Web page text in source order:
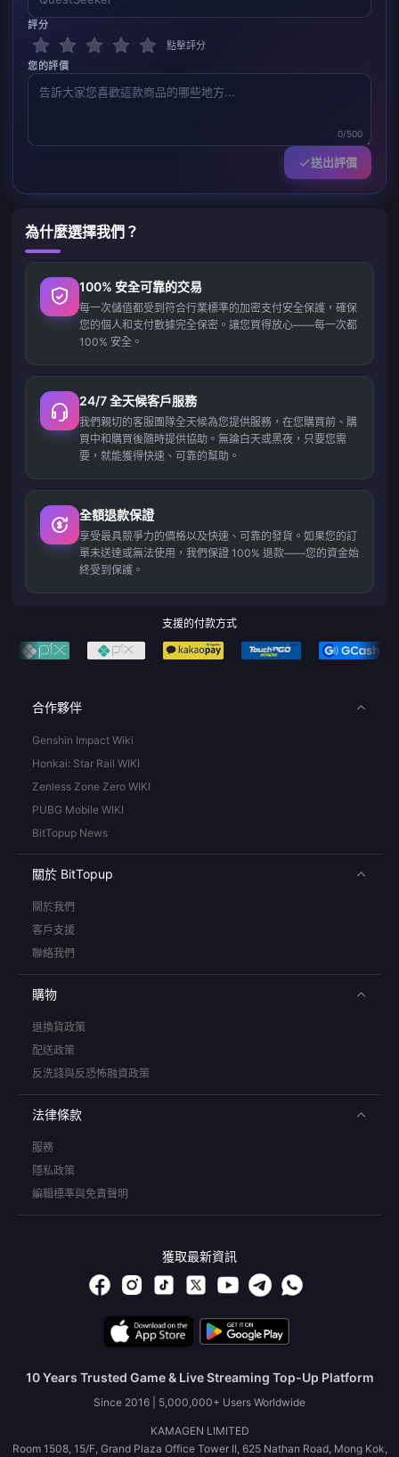
評分
點擊評分
您的評價
0/500
送出評價
為什麼選擇我們？
100% 安全可靠的交易
每一次儲值都受到符合行業標準的加密支付安全保護，確保
您的個人和支付數據完全保密。讓您買得放心——每一次都
100% 安全。
24/7 全天候客戶服務
我們親切的客服團隊全天候為您提供服務，在您購買前、購
買中和購買後隨時提供協助。無論白天或黑夜，只要您需
要，就能獲得快速、可靠的幫助。
全額退款保證
享受最具競爭力的價格以及快速、可靠的發貨。如果您的訂
單未送達或無法使用，我們保證 100% 退款——您的資金始
終受到保護。
支援的付款方式
合作夥伴
Genshin Impact Wiki
Honkai: Star Rail WIKI
Zenless Zone Zero WIKI
PUBG Mobile WIKI
BitTopup News
關於 BitTopup
關於我們
客戶支援
聯絡我們
購物
退換貨政策
配送政策
反洗錢與反恐怖融資政策
法律條款
服務
隱私政策
編輯標準與免責聲明
獲取最新資訊
10 Years Trusted Game & Live Streaming Top-Up Platform
Since 2016 | 5,000,000+ Users Worldwide
KAMAGEN LIMITED
Room 1508, 15/F, Grand Plaza Office Tower II, 625 Nathan Road, Mong Kok,